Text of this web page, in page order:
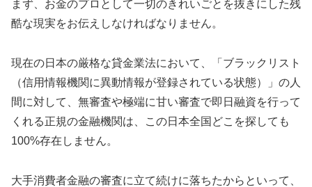
まず、お金のプロとして一切のきれいごとを抜きにした残
酷な現実をお伝えしなければなりません。
現在の日本の厳格な貸金業法において、「ブラックリスト
（信用情報機関に異動情報が登録されている状態）」の人
間に対して、無審査や極端に甘い審査で即日融資を行って
くれる正規の金融機関は、この日本全国どこを探しても
100%存在しません。
大手消費者金融の審査に立て続けに落ちたからといって、